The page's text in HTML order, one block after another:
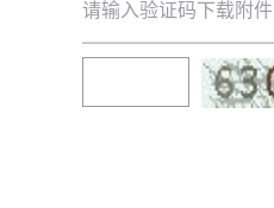
请输入验证码下载附件